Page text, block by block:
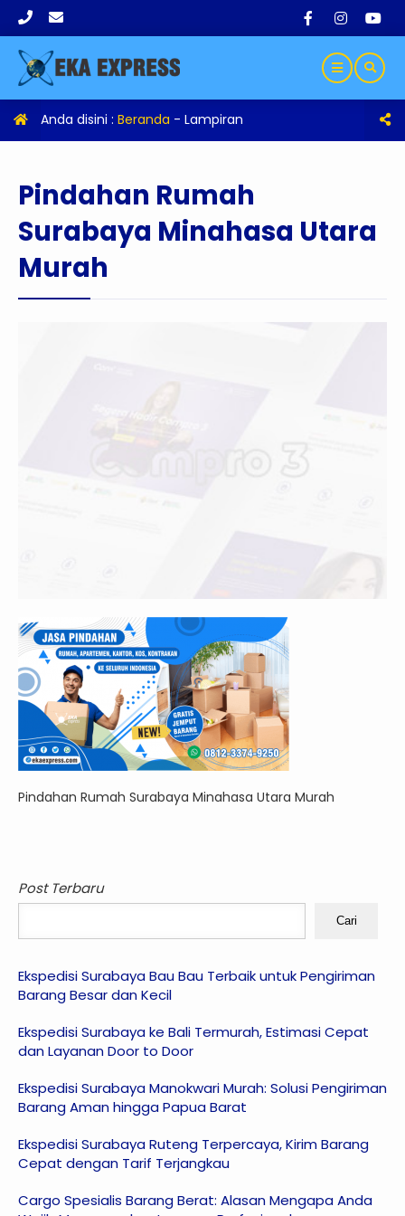
Anda disini : Beranda - Lampiran
Pindahan Rumah
Surabaya Minahasa Utara
Murah
Pindahan Rumah Surabaya Minahasa Utara Murah
Post Terbaru
Cari
Ekspedisi Surabaya Bau Bau Terbaik untuk Pengiriman
Barang Besar dan Kecil
Ekspedisi Surabaya ke Bali Termurah, Estimasi Cepat
dan Layanan Door to Door
Ekspedisi Surabaya Manokwari Murah: Solusi Pengiriman
Barang Aman hingga Papua Barat
Ekspedisi Surabaya Ruteng Terpercaya, Kirim Barang
Cepat dengan Tarif Terjangkau
Cargo Spesialis Barang Berat: Alasan Mengapa Anda